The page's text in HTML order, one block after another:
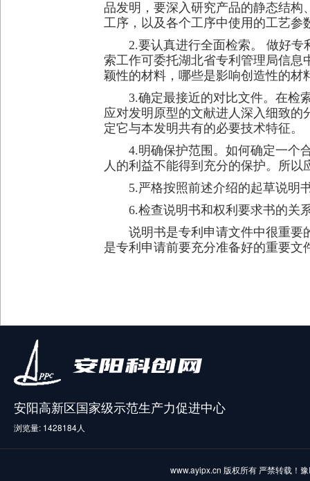
品发明，要深入研究产品的静态结
工序，以及各个工序中使用的工艺参
2.要认真进行全面检索。 做好专
索工作可委托湖北省专利管理局信
颖性的材料，哪些是影响创造性的
3.确定最接近的对比文件。在检索
应对发明原型的文献进人深入细致
定它与本发明共有的必要技术特征。
4.明确保护范围。如何确定一个合
人的利益不能得到充分的保护。所
5.严格按照前述介绍的起草说明
6.检查说明书和权利要求书的关
说明书是专利申请文件中很重要
是专利申请前要充分准备好的重要文
安阳高新区国家级示范生产力促进中心
浏览量: 1428184人
www.ayipx.cn 版权所有 严禁转载！